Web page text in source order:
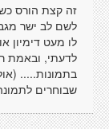
זה קצת הורס
לשם לב ישר
לו מעט דימיון
לדעתי, ובאמת
בתמונות.....
שבוחרים